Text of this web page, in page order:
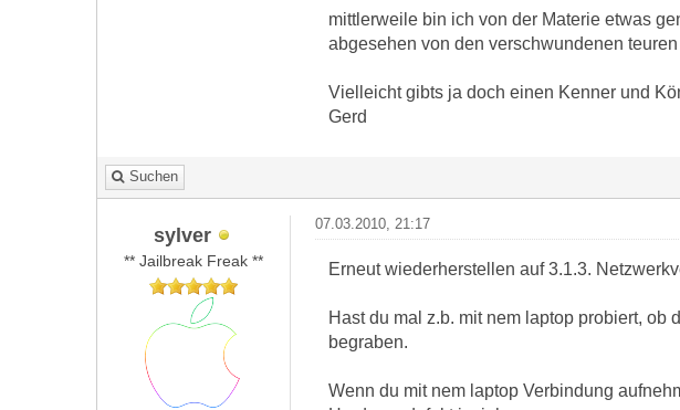
mittlerweile bin ich von der Materie etwas
abgesehen von den verschwundenen teuren
Vielleicht gibts ja doch einen Kenner und
Gerd
Suchen
sylver
** Jailbreak Freak **
07.03.2010, 21:17
Erneut wiederherstellen auf 3.1.3.
Hast du mal z.b. mit nem laptop probiert,
begraben.
Wenn du mit nem laptop Verbindung